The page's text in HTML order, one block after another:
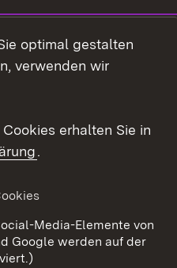
Datenschutz
Cookies
optimal gestalten
verwenden wir
erhalten Sie in
.
Media-Elemente von
Google werden auf der